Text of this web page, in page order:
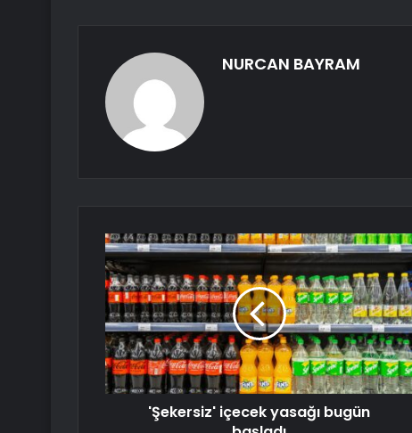
NURCAN BAYRAM
'Şekersiz' içecek yasağı bugün